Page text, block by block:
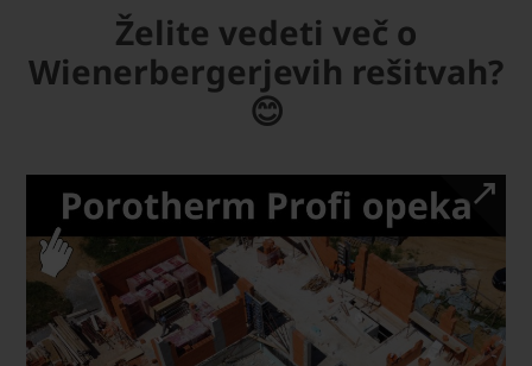
Želite vedeti več o
Wienerbergerjevih rešitvah?
😊